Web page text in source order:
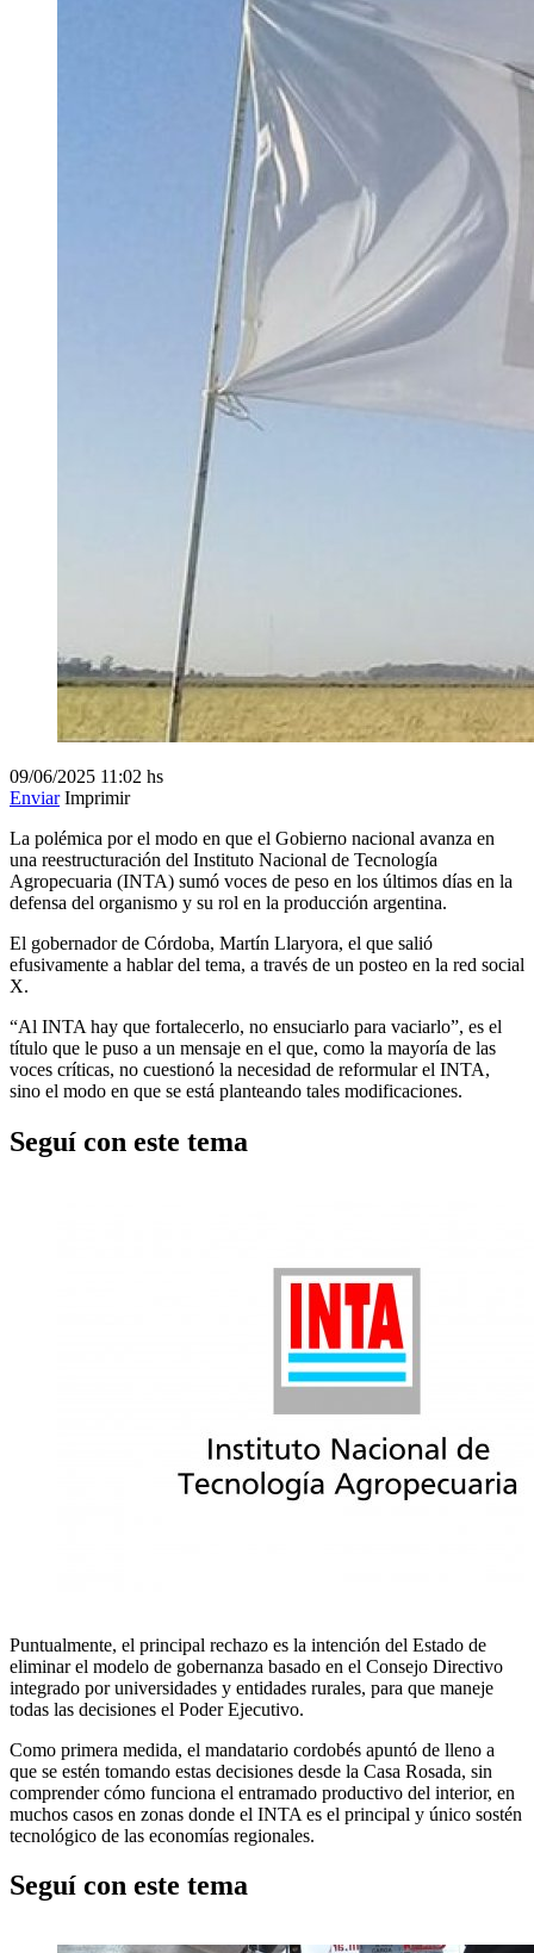
09/06/2025 11:02 hs
Enviar Imprimir
La polémica por el modo en que el Gobierno nacional avanza en
una reestructuración del Instituto Nacional de Tecnología
Agropecuaria (INTA) sumó voces de peso en los últimos días en la
defensa del organismo y su rol en la producción argentina.
El gobernador de Córdoba, Martín Llaryora, el que salió
efusivamente a hablar del tema, a través de un posteo en la red social
X.
“Al INTA hay que fortalecerlo, no ensuciarlo para vaciarlo”, es el
título que le puso a un mensaje en el que, como la mayoría de las
voces críticas, no cuestionó la necesidad de reformular el INTA,
sino el modo en que se está planteando tales modificaciones.
Seguí con este tema
Puntualmente, el principal rechazo es la intención del Estado de
eliminar el modelo de gobernanza basado en el Consejo Directivo
integrado por universidades y entidades rurales, para que maneje
todas las decisiones el Poder Ejecutivo.
Como primera medida, el mandatario cordobés apuntó de lleno a
que se estén tomando estas decisiones desde la Casa Rosada, sin
comprender cómo funciona el entramado productivo del interior, en
muchos casos en zonas donde el INTA es el principal y único sostén
tecnológico de las economías regionales.
Seguí con este tema